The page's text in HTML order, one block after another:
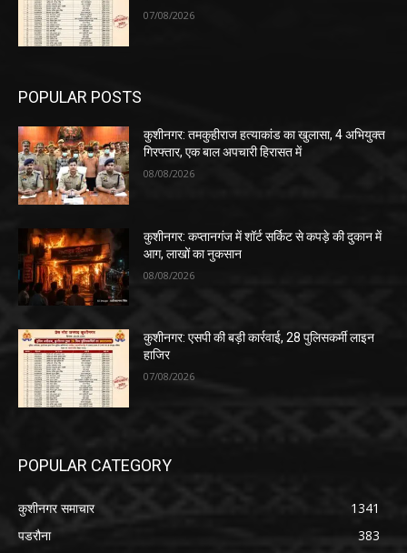
07/08/2026
POPULAR POSTS
कुशीनगर: तमकुहीराज हत्याकांड का खुलासा, 4 अभियुक्त
गिरफ्तार, एक बाल अपचारी हिरासत में
08/08/2026
कुशीनगर: कप्तानगंज में शॉर्ट सर्किट से कपड़े की दुकान में
आग, लाखों का नुकसान
08/08/2026
कुशीनगर: एसपी की बड़ी कार्रवाई, 28 पुलिसकर्मी लाइन
हाजिर
07/08/2026
POPULAR CATEGORY
कुशीनगर समाचार
1341
पडरौना
383